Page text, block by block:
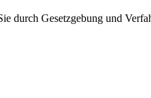
durch Gesetzgebung und